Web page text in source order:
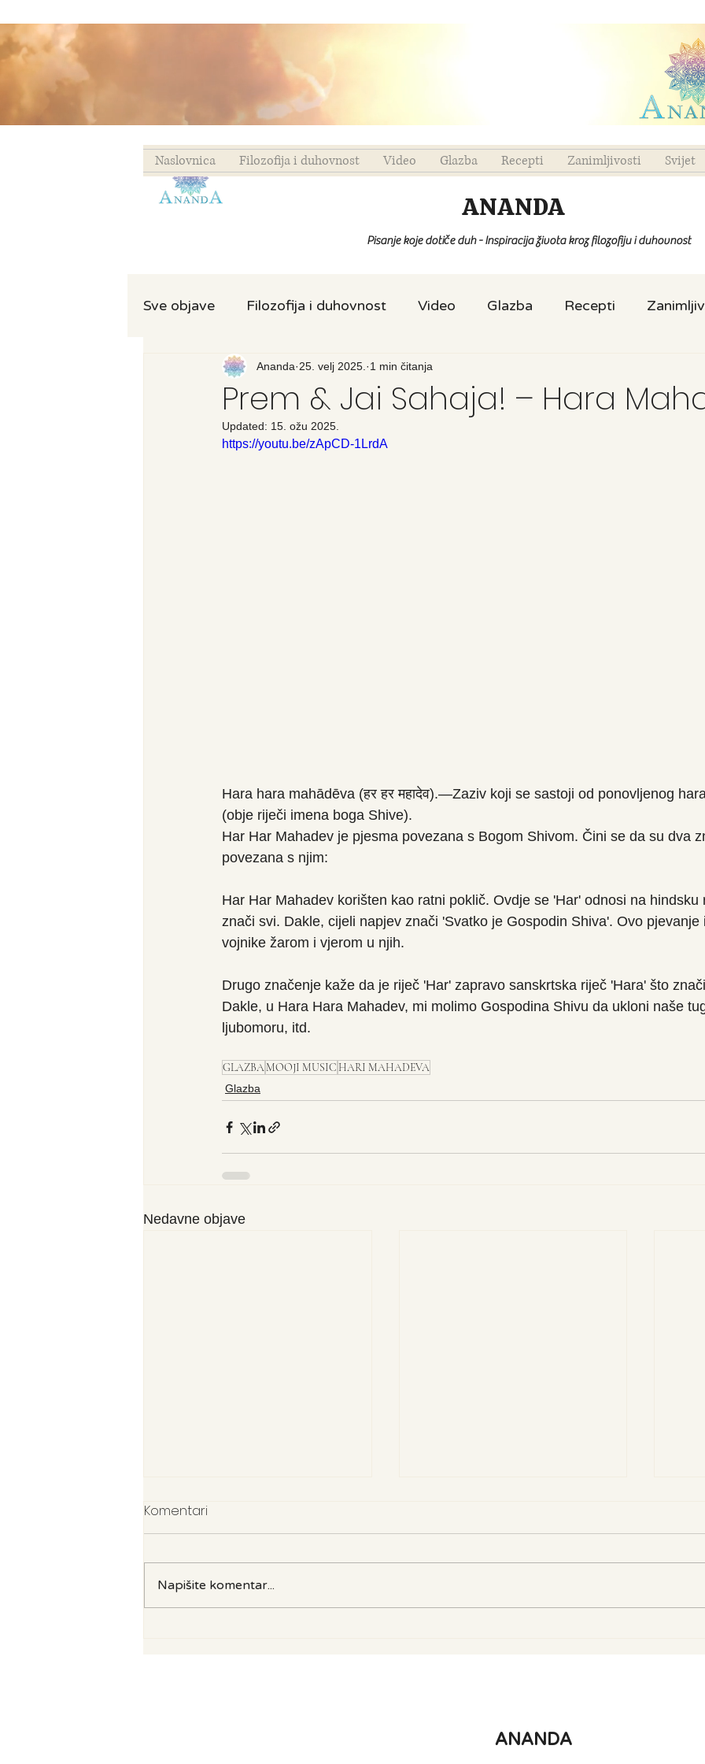
Naslovnica Filozofija i duhovnost Video Glazba Recepti Zanimljivosti Svijet
ANANDA
Pisanje koje dotiče duh - Inspiracija života kroz filozofiju i duhovnost
Sve objave Filozofija i duhovnost Video Glazba Recepti
Recenzija knjige Svijet
Prem & Jai Sahaja! – Hara
Ananda 25. velj 2025. 1 min čitanja
Updated: 15. ožu 2025.
https://youtu.be/zApCD-1LrdA
Hara hara mahādēva (हर हर महादेव).—Zaziv koji se sastoji od ponovljenog
(obje riječi imena boga Shive).
Har Har Mahadev je pjesma povezana s Bogom Shivom. Čini se da su dva
povezana s njim:
Har Har Mahadev korišten kao ratni poklič. Ovdje se 'Har' odnosi na hindsku
znači svi. Dakle, cijeli napjev znači 'Svatko je Gospodin Shiva'. Ovo pjevanje
vojnike žarom i vjerom u njih.
Drugo značenje kaže da je riječ 'Har' zapravo sanskrtska riječ 'Hara' što
Dakle, u Hara Hara Mahadev, mi molimo Gospodina Shivu da ukloni naše
ljubomoru, itd.
GLAZBAMOOJI MUSIC HARI MAHADEVA
Glazba
Nedavne objave
Komentari
Napišite komentar...
ANANDA